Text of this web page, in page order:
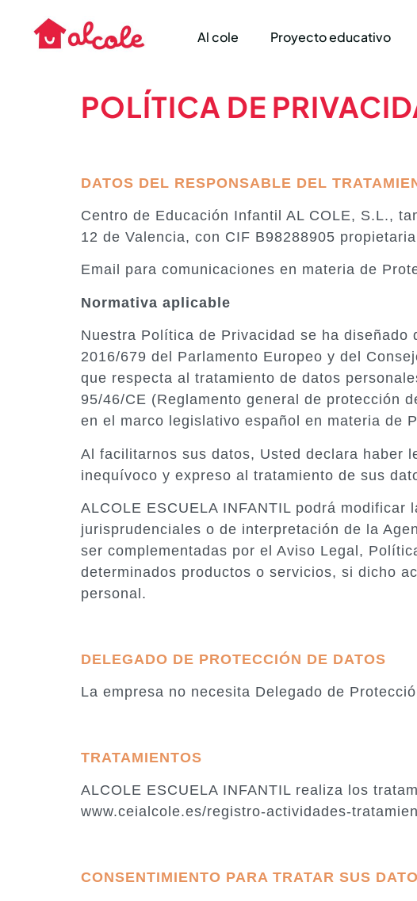
Al cole Proyecto educativo
POLÍTICA DE
DATOS DEL RESPONSABLE DEL
Centro de Educación Infantil AL COLE, S.L.,
12 de Valencia, con CIF B98288905
Email para comunicaciones en materia de
Normativa aplicable
Nuestra Política de Privacidad se ha
2016/679 del Parlamento Europeo y del
que respecta al tratamiento de datos
95/46/CE (Reglamento general de protección
en el marco legislativo español en materia de
Al facilitarnos sus datos, Usted declara haber
inequívoco y expreso al tratamiento de sus
ALCOLE ESCUELA INFANTIL podrá
jurisprudenciales o de interpretación de la
ser complementadas por el Aviso Legal,
determinados productos o servicios, si dicho
personal.
DELEGADO DE PROTECCIÓN DE DATOS
La empresa no necesita Delegado de
TRATAMIENTOS
ALCOLE ESCUELA INFANTIL realiza los
www.ceialcole.es/registro-actividades-
CONSENTIMIENTO PARA TRATAR SUS